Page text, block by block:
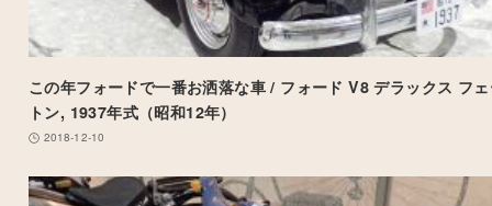
この年フォードで一番お洒落な車 / フォード V8 デラックス フ
トン, 1937年式（昭和12年）
2018-12-10